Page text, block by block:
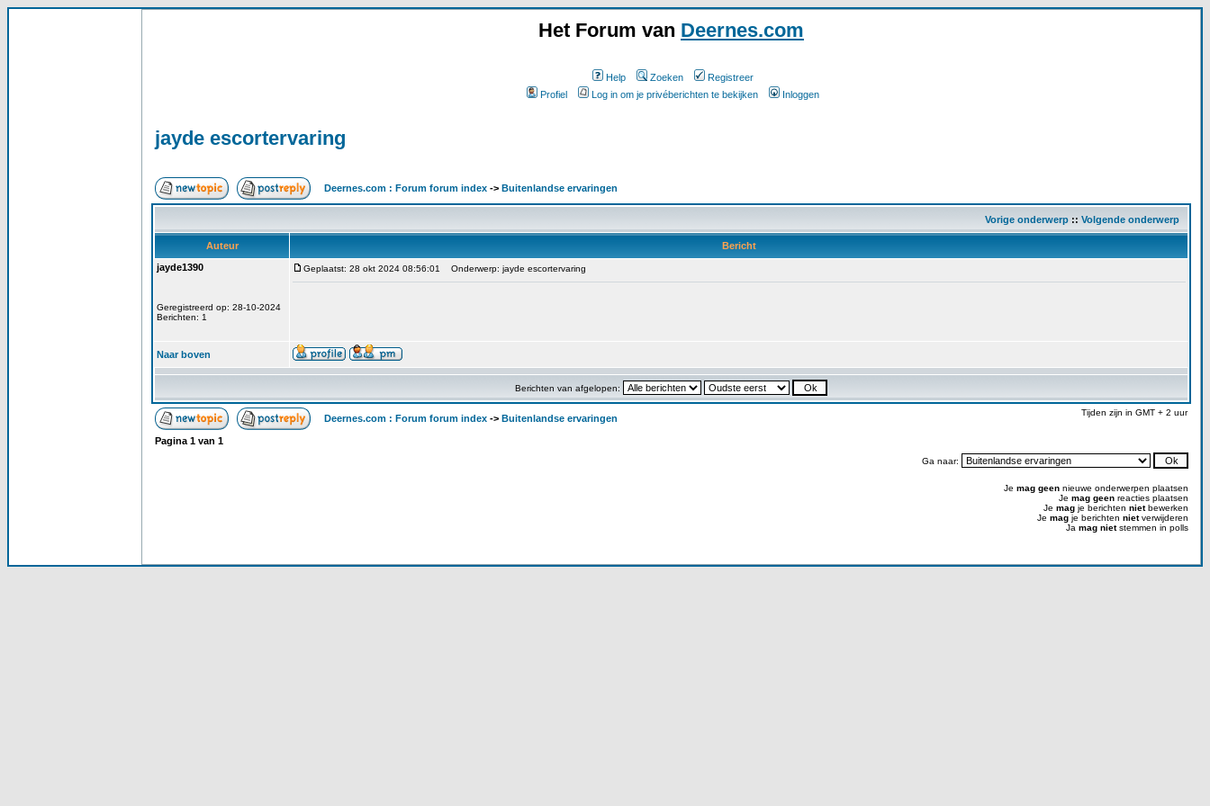
Het Forum van Deernes.com
Help Zoeken
Registreer
Profiel
Log in om je privéberichten te bekijken Inloggen
jayde escortervaring
Deernes.com : Forum forum index -> Buitenlandse ervaringen
Vorige onderwerp :: Volgende onderwerp
Auteur
Bericht
jayde1390
Geregistreerd op: 28-10-2024
Berichten: 1
Geplaatst: 28 okt 2024 08:56:01 Onderwerp: jayde escortervaring
Naar boven
Berichten van afgelopen:
Deernes.com : Forum forum index -> Buitenlandse ervaringen
Tijden zijn in GMT + 2 uur
Pagina 1 van 1
Ga naar:
Je mag geen nieuwe onderwerpen plaatsen
Je mag geen reacties plaatsen
Je mag je berichten nietbewerken
Je mag je berichten nietverwijderen
Ja mag nietstemmen in polls